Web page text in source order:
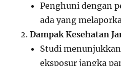
Penghuni dengan
ada yang
Dampak Kesehatan
Studi
eksposur jangka